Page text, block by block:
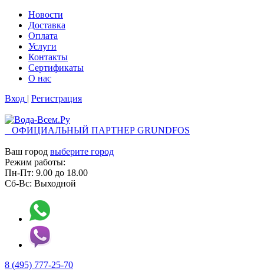
Новости
Доставка
Оплата
Услуги
Контакты
Cертификаты
О нас
Вход | Регистрация
ОФИЦИАЛЬНЫЙ ПАРТНЕР GRUNDFOS
Ваш город выберите город
Режим работы:
Пн-Пт: 9.00 до 18.00
Сб-Вс: Выходной
8 (495) 777-25-70